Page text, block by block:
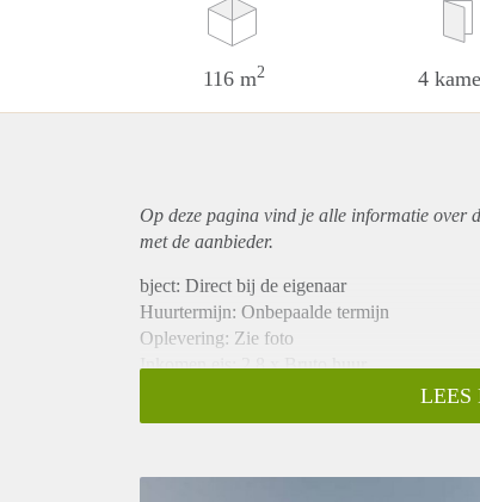
116 m2 4
Op deze pagina vind je alle informatie over
met de aanbieder.
bject: Direct bij de eigenaar
Huurtermijn: Onbepaalde termijn
Oplevering: Zie foto
Inkomen eis: 2,8 x Bruto huur
Borg: 1 Maand
LEES